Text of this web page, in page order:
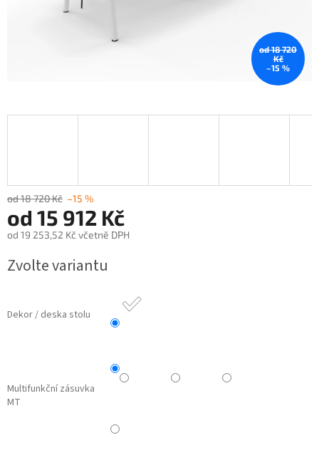
od 18 720
Kč
–15 %
od 18 720 Kč –15 %
od 15 912 Kč
od 19 253,52 Kč včetně DPH
cena:
Zvolte variantu
Dekor / deska stolu
Multifunkční zásuvka
MT